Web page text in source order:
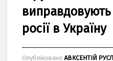
росії в Україну
Опубліковано АВКСЕНТІЙ